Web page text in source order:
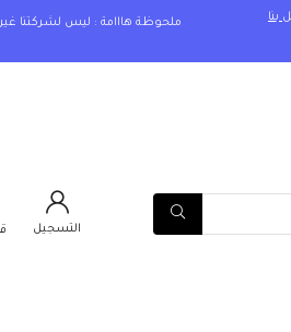
بنا
ملحوظة هااامة : ليس لشركتنا
التسجيل